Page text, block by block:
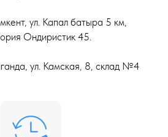
ул. Капал батыра 5 км,
Ондиристик 45.
ул. Камская, 8, склад №4